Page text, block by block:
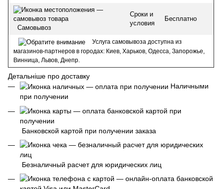
Самовывоз
Сроки и
условия
Бесплатно
Услуга самовывоза доступна из
магазинов-партнеров в городах: Киев, Харьков, Одесса, Запорожье,
Винница, Львов, Днепр.
Детальніше про доставку
Наличными
при получении
Банковской картой при получении заказа
Безналичный расчет для юридических лиц